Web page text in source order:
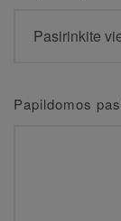
Papildomos